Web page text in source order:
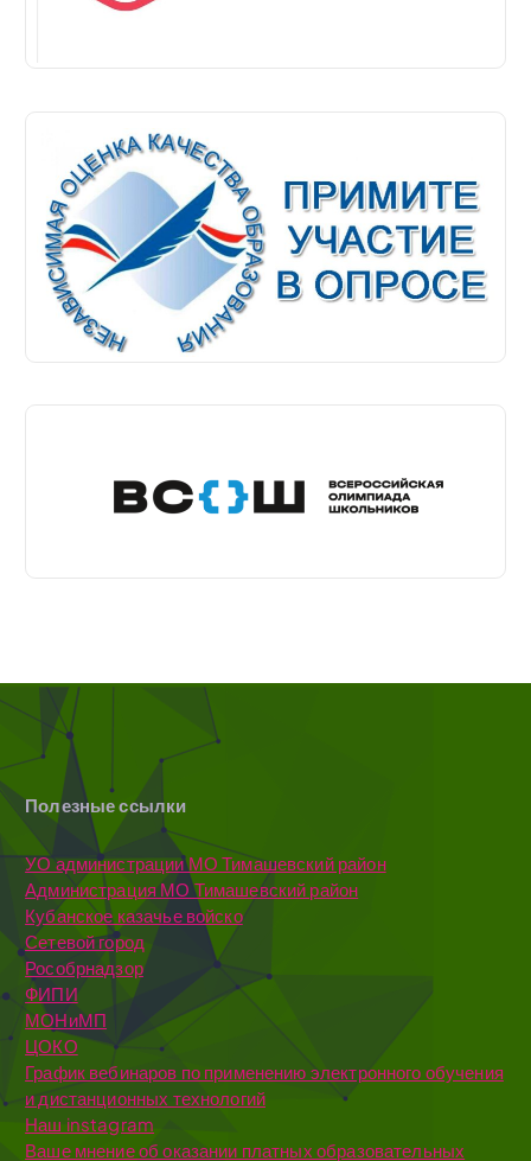
Полезные ссылки
УО администрации МО Тимашевский район
Администрация МО Тимашевский район
Кубанское казачье войско
Сетевой город
Рособрнадзор
ФИПИ
МОНиМП
ЦОКО
График вебинаров по применению электронного обучения
и дистанционных технологий
Наш instagram
Ваше мнение об оказании платных образовательных